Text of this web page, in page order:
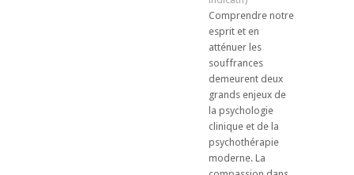
Comprendre notre
esprit et en
atténuer les
souffrances
demeurent deux
grands enjeux de
la psychologie
clinique et de la
psychothérapie
moderne. La